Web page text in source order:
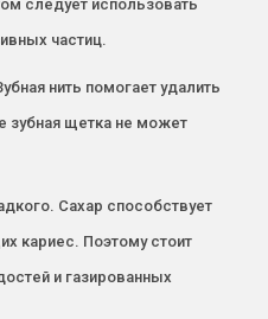
следует использовать
частиц.
нить помогает удалить
зубная щетка не может
Сахар способствует
кариес. Поэтому стоит
и газированных